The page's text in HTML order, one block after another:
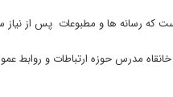
که رسانه ها و مطبوعات پس از
مدرس حوزه ارتباطات و روابط